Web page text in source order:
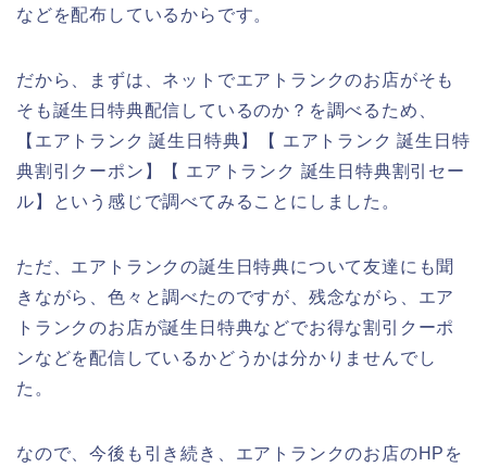
などを配布しているからです。
だから、まずは、ネットでエアトランクのお店がそも
そも誕生日特典配信しているのか？を調べるため、
【エアトランク 誕生日特典】【 エアトランク 誕生日特
典割引クーポン】【 エアトランク 誕生日特典割引セー
ル】という感じで調べてみることにしました。
ただ、エアトランクの誕生日特典について友達にも聞
きながら、色々と調べたのですが、残念ながら、エア
トランクのお店が誕生日特典などでお得な割引クーポ
ンなどを配信しているかどうかは分かりませんでし
た。
なので、今後も引き続き、エアトランクのお店のHPを